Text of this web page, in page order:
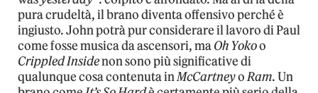
pura crudeltà, il brano diventa offensivo perché è
ingiusto. John potrà pur considerare il lavoro di Paul
come fosse musica da ascensori, maOh Yokoo
Crippled Insidenon sono più significative di
qualunque cosa contenuta inMcCartneyoRam. Un